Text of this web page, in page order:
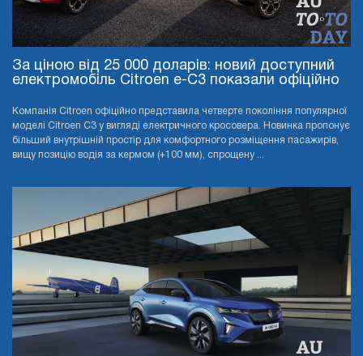
За ціною від 25 000 доларів: новий доступний
електромобіль Citroen e-C3 показали офіційно
Компанія Citroen офіційно представила четверте покоління популярної
моделі Citroen C3 у вигляді електричного кросовера. Новинка пропонує
більший внутрішній простір для комфортного розміщення пасажирів,
вищу позицію водія за кермом (+100 мм), спрощену ...